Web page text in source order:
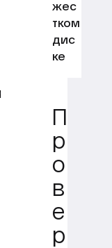
жес
тком
дис
ке
р
о
в
е
р